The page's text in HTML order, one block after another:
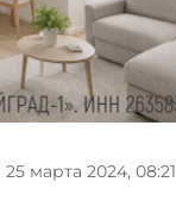
25 марта 2024, 08:21